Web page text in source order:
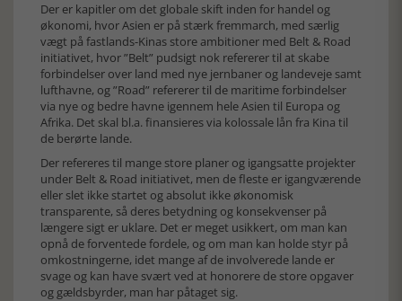
Der er kapitler om det globale skift inden for handel og
økonomi, hvor Asien er på stærk fremmarch, med særlig
vægt på fastlands-Kinas store ambitioner med Belt & Road
initiativet, hvor ”Belt” pudsigt nok refererer til at skabe
forbindelser over land med nye jernbaner og landeveje samt
lufthavne, og ”Road” refererer til de maritime forbindelser
via nye og bedre havne igennem hele Asien til Europa og
Afrika. Det skal bl.a. finansieres via kolossale lån fra Kina til
de berørte lande.
Der refereres til mange store planer og igangsatte projekter
under Belt & Road initiativet, men de fleste er igangværende
eller slet ikke startet og absolut ikke økonomisk
transparente, så deres betydning og konsekvenser på
længere sigt er uklare. Det er meget usikkert, om man kan
opnå de forventede fordele, og om man kan holde styr på
omkostningerne, idet mange af de involverede lande er
svage og kan have svært ved at honorere de store opgaver
og gældsbyrder, man har påtaget sig.